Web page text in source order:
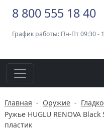
8 800 555 18 40
График работы: Пн-Пт 09:30 -
Главная - Оружие -
Ружье HUGLU RENOVA
пластик